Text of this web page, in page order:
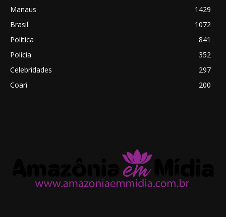
Manaus
1429
Brasil
1072
Política
841
Polícia
352
Celebridades
297
Coari
200